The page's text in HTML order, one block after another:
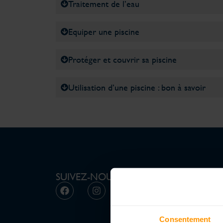
Consentement
Traitement de l’eau
Equiper une piscine
Protéger et couvrir sa piscine
Utilisation d’une piscine : bon à savoir
SUIVEZ-NOUS